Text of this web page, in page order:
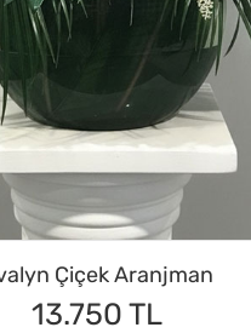
Çiçek Aranjman
13.750 TL